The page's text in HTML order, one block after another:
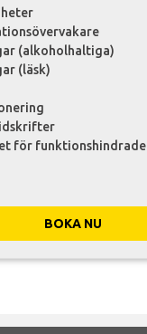
(alkoholhaltiga)
(läsk)
för funktionshindrade
BOKA NU